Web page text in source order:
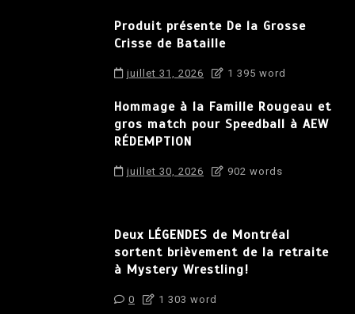
Produit présente De la Grosse
Crisse de Bataille
juillet 31, 2026 1 395 word
Hommage à la Famille Rougeau et
gros match pour Speedball à AEW
RÉDEMPTION
juillet 30, 2026 902 words
Deux LÉGENDES de Montréal
sortent brièvement de la retraite
à Mystery Wrestling!
0 1 303 word